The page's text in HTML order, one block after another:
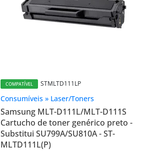
COMPATÍVEL STMLTD111LP
Consumíveis » Laser/Toners
Samsung MLT-D111L/MLT-D111S
Cartucho de toner genérico preto -
Substitui SU799A/SU810A - ST-
MLTD111L(P)